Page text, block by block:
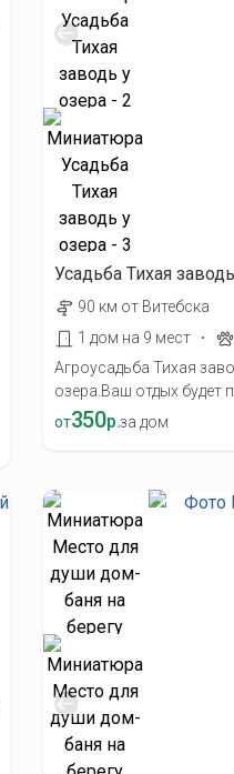
Усадьба Тихая
90 км от Витебска
1 дом на 9 мест
·
Агроусадьба Тихая
озера.Ваш отдых будет
от350р.за дом